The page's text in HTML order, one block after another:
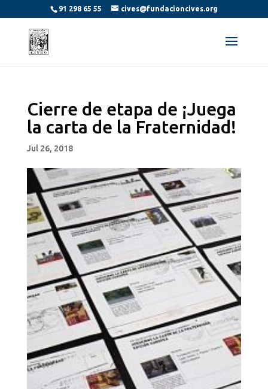
91 298 65 55 cives@fundacioncives.org
Cierre de etapa de ¡Juega
la carta de la Fraternidad!
Jul 26, 2018